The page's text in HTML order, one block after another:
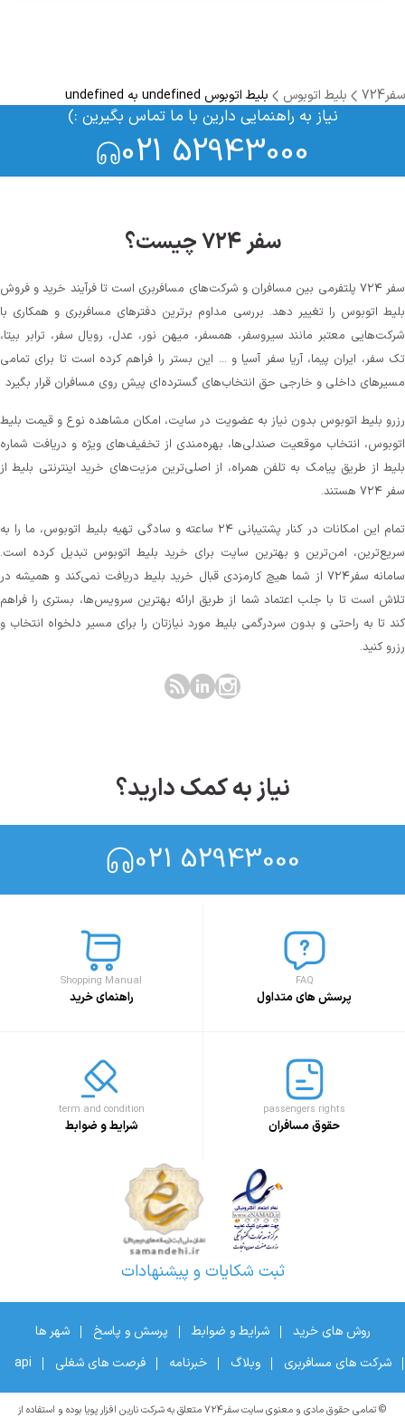
سفر724 بلیط اتوبوس بلیط اتوبوس undefined به undefined
نیاز به راهنمایی دارین با ما تماس بگیرین :)
021 52943000
سفر ۷۲۴ چیست؟
سفر ۷۲۴ پلتفرمی بین مسافران و شرکت‌های مسافربری است تا فرآیند خرید و فروش
بلیط اتوبوس را تغییر دهد. بررسی مداوم برترین دفترهای مسافربری و همکاری با
شرکت‌هایی معتبر مانند سیروسفر، همسفر، میهن‌ نور، عدل، رویال سفر، ترابر بیتا،
تک سفر، ایران پیما، آریا سفر آسیا و ... این بستر را فراهم کرده است تا برای تمامی
مسیرهای داخلی و خارجی حق انتخاب‌های گسترده‌ای پیش روی مسافران قرار بگیرد
رزرو بلیط اتوبوس بدون نیاز به عضویت در سایت، امکان مشاهده نوع و قیمت بلیط
اتوبوس، انتخاب موقعیت صندلی‌ها، بهره‌مندی از تخفیف‌های ویژه و دریافت شماره‌
بلیط از طریق پیامک به تلفن همراه، از اصلی‌ترین مزیت‌های خرید اینترنتی بلیط از
سفر ۷۲۴ هستند.
تمام این امکانات در کنار پشتیبانی‌ ۲۴ ساعته و سادگی تهیه بلیط اتوبوس، ما را به
سریع‌ترین، امن‌ترین و بهترین سایت برای خرید بلیط اتوبوس تبدیل کرده است.
سامانه سفر۷۲۴ از شما هیچ کارمزدی قبال خرید بلیط دریافت نمی‌کند و همیشه در
تلاش است تا با جلب اعتماد شما از طریق ارائه بهترین سرویس‌ها، بستری را فراهم
کند تا به راحتی و بدون سردرگمی بلیط مورد نیازتان را برای مسیر دلخواه انتخاب و
رزرو کنید.
نیاز به کمک دارید؟
021 52943000
FAQ
پرسش های متداول
Shopping Manual
راهنمای خرید
passengers rights
حقوق مسافران
term and condition
شرایط و ضوابط
ثبت شکایات و پیشنهادات
روش های خرید شرایط و ضوابط پرسش و پاسخ
شهر ها
شرکت های مسافربری
وبلاگ خبرنامه فرصت های شغلی api
© تمامی حقوق مادی و معنوی سایت سفر۷۲۴ متعلق به شرکت نارین افزار پویا بوده و استفاده از